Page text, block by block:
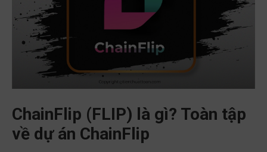
ChainFlip (FLIP) là gì? Toàn tập
về dự án ChainFlip